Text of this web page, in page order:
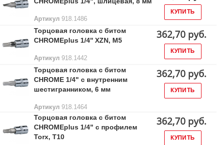
Артикул 918.1486
КУПИТЬ
Торцовая головка с битом
CHROMEplus 1/4'' XZN, M5
Артикул 918.1442
362,70 руб.
КУПИТЬ
Торцовая головка с битом
CHROME 1/4" с внутренним
шестигранником, 6 мм
Артикул 918.1464
362,70 руб.
КУПИТЬ
Торцовая головка с битом
CHROMEplus 1/4" с профилем
Torx, T10
362,70 руб.
КУПИТЬ